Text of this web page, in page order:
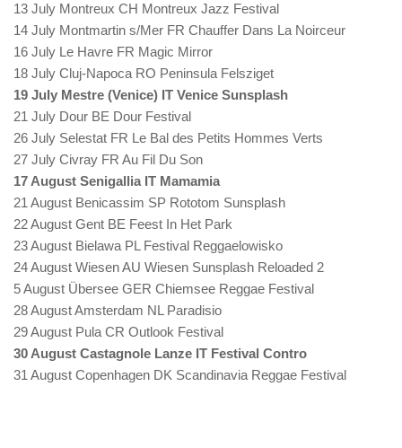
13 July Montreux CH Montreux Jazz Festival
14 July Montmartin s/Mer FR Chauffer Dans La Noirceur
16 July Le Havre FR Magic Mirror
18 July Cluj-Napoca RO Peninsula Felsziget
19 July Mestre (Venice) IT Venice Sunsplash
21 July Dour BE Dour Festival
26 July Selestat FR Le Bal des Petits Hommes Verts
27 July Civray FR Au Fil Du Son
17 August Senigallia IT Mamamia
21 August Benicassim SP Rototom Sunsplash
22 August Gent BE Feest In Het Park
23 August Bielawa PL Festival Reggaelowisko
24 August Wiesen AU Wiesen Sunsplash Reloaded 2
5 August Übersee GER Chiemsee Reggae Festival
28 August Amsterdam NL Paradisio
29 August Pula CR Outlook Festival
30 August Castagnole Lanze IT Festival Contro
31 August Copenhagen DK Scandinavia Reggae Festival